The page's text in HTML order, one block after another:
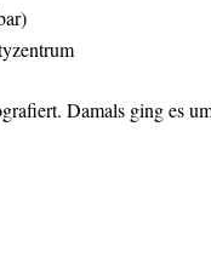
Damals ging es